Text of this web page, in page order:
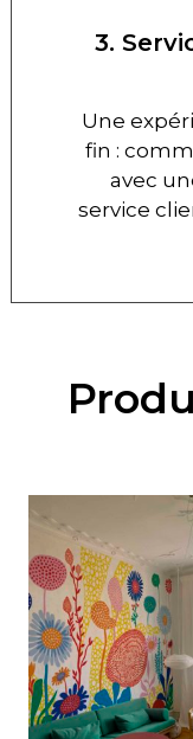
3.
Une
fin :
avec
service